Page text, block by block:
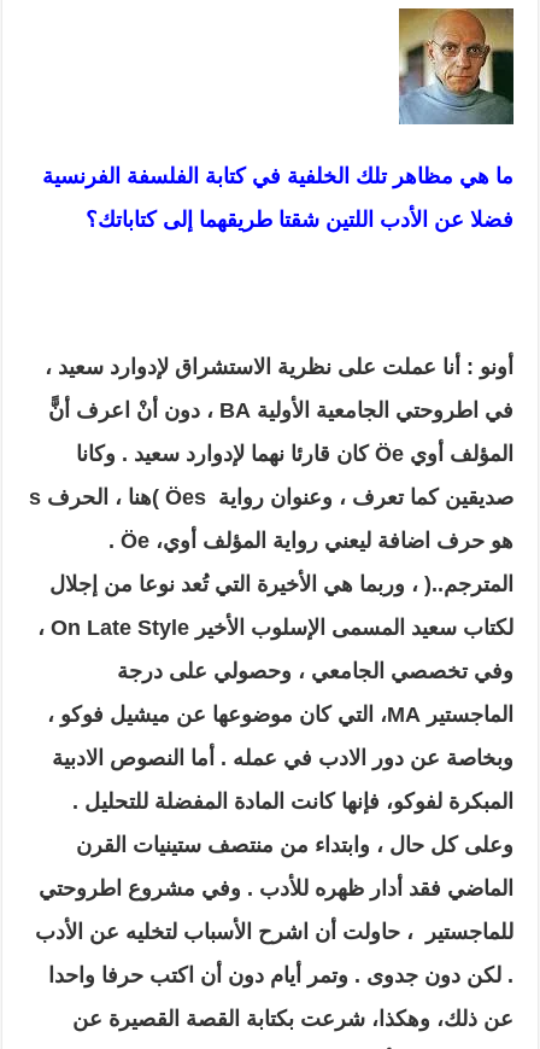
ما هي مظاهر تلك الخلفية في كتابة الفلسفة الفرنسية
فضلا عن الأدب اللتين شقتا طريقهما إلى كتاباتك؟
أونو : أنا عملت على نظرية الاستشراق لإدوارد سعيد ،
في اطروحتي الجامعية الأوليةBA ، دون أنْ اعرف أنًّ
المؤلف أويÖe كان قارئا نهما لإدوارد سعيد . وكانا
صديقين كما تعرف ، وعنوان رواية
Öes
)هنا ، الحرفs
هو حرف اضافة ليعني رواية المؤلف أوي،Öe
.
المترجم..
(، وربما هي الأخيرة التي تُعد نوعا من إجلال
لكتاب سعيد المسمى الإسلوب الأخيرOn Late Style ،
وفي تخصصي الجامعي ، وحصولي على درجة
الماجستيرMA، التي كان موضوعها عن ميشيل فوكو ،
وبخاصة عن دور الادب في عمله . أما النصوص الادبية
المبكرة لفوكو، فإنها كانت المادة المفضلة للتحليل .
وعلى كل حال ، وابتداء من منتصف ستينيات القرن
الماضي فقد أدار ظهره للأدب . وفي مشروع اطروحتي
للماجستير
، حاولت أن اشرح الأسباب لتخليه عن الأدب
. لكن دون جدوى . وتمر أيام دون أن اكتب حرفا واحدا
عن ذلك، وهكذا، شرعت بكتابة القصة القصيرة عن